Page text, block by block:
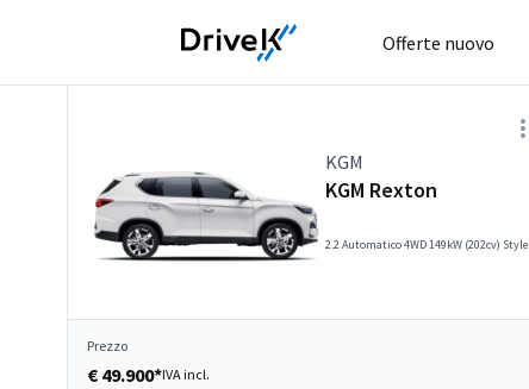
Offerte nuovo
KGM
KGM Rexton
2.2 Automatico 4WD 149kW (202cv) Style
Prezzo
€ 49.900*IVA incl.